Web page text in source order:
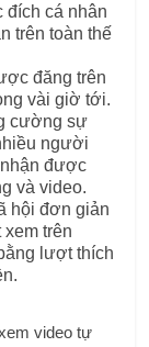
đích cá nhân
trên toàn thế
đăng trên
vài giờ tới.
cường sự
người
được
và video.
hội đơn giản
trên
lượt thích
video tự